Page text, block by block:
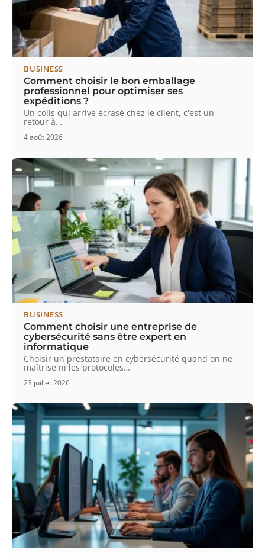
BUSINESS
Comment choisir le bon emballage
professionnel pour optimiser ses
expéditions ?
Un colis qui arrive écrasé chez le client, c'est un
retour à…
4 août 2026
BUSINESS
Comment choisir une entreprise de
cybersécurité sans être expert en
informatique
Choisir un prestataire en cybersécurité quand on ne
maîtrise ni les protocoles…
23 juillet 2026